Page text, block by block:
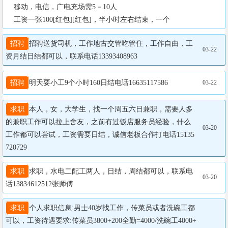
    工资一张100[红包][红包]，半小时左右结束，一个
招聘 招聘送货司机，工作地古交管吃管住，工作自由，工
资月结日结都可以，联系电话13393408963
03-22
招聘 明天要小工9个小时160日结电话16635117586 03-22
求职
本人，女，大学生，找一个周五六日兼职，需要人多
的兼职工作可以拉上舍友，之前有过饭店服务员经验，什么
工作都可以尝试，工资需要日结，诚信老板合作打电话15135
720729
03-20
求职
求职，水电二配工两人，日结，周结都可以，联系电
话13834612512张师傅
03-20
求职
个人求职信息:男士40岁找工作，传菜员或者洗碗工都
可以，工资待遇要求:传菜员3800+200全勤=4000/洗碗工4000+